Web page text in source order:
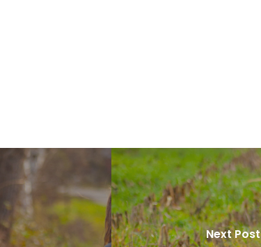
Next Post